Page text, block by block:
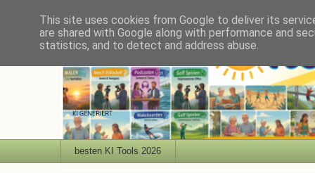
besten KI Tools 2026
This site uses cookies from Google to deliver its
are shared with Google along with performance and
statistics, and to detect and address abuse.